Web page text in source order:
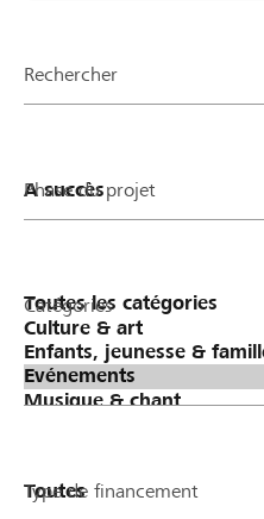
la
Rechercher
Phase du projet
Catégories
Type de financement